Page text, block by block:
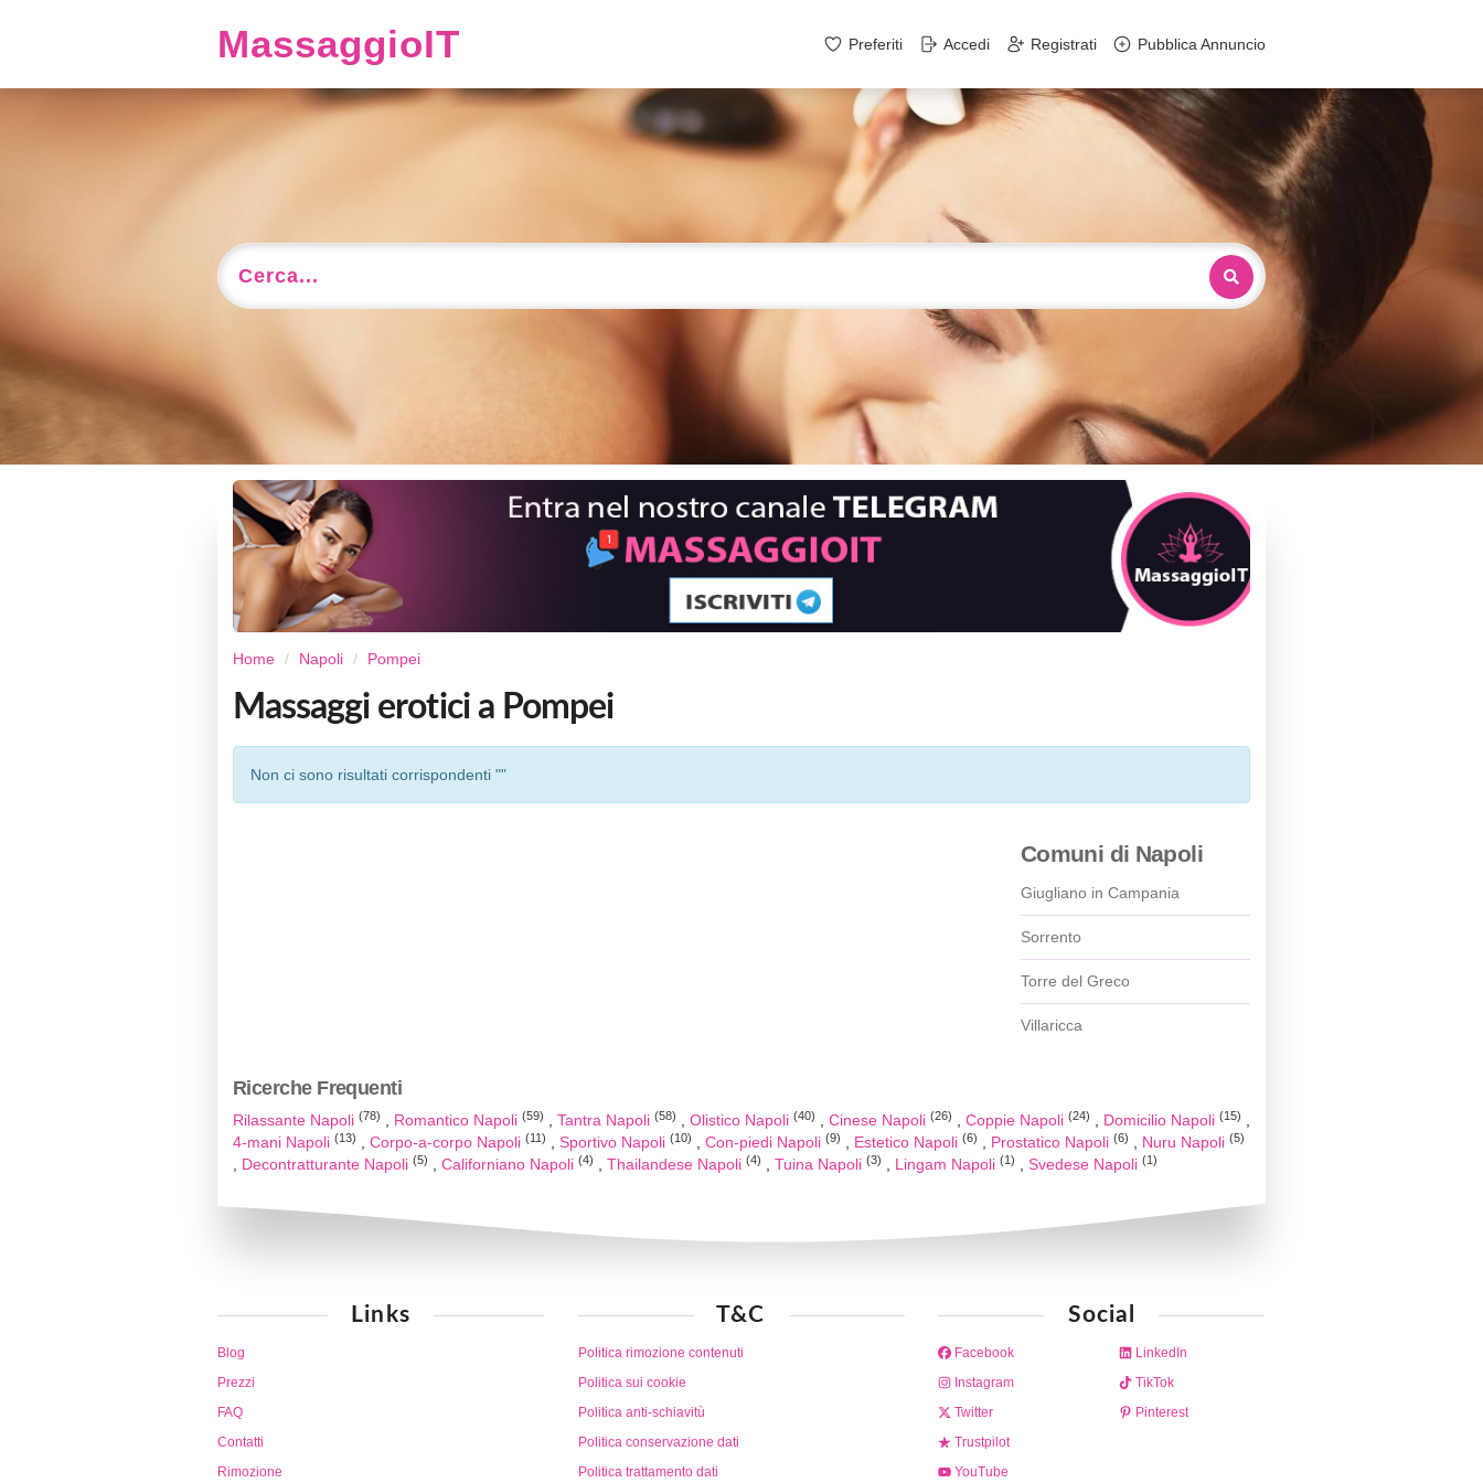
MassaggioIT Preferiti Accedi Registrati Pubblica Annuncio
Cerca...
Home Napoli Pompei
Massaggi erotici a Pompei
Non ci sono risultati corrispondenti ""
Comuni di Napoli
Giugliano in Campania
Sorrento
Torre del Greco
Villaricca
Ricerche Frequenti
Rilassante Napoli (78) Romantico Napoli (59) Tantra Napoli (58) Olistico Napoli (40) Cinese Napoli (26) Coppie Napoli (24) Domicilio Napoli (15)
4-mani Napoli (13) Corpo-a-corpo Napoli (11) Sportivo Napoli (10) Con-piedi Napoli (9) Estetico Napoli (6) Prostatico Napoli (6) Nuru Napoli (5)
Decontratturante Napoli (5) Californiano Napoli (4) Thailandese Napoli (4) Tuina Napoli (3) Lingam Napoli (1) Svedese Napoli (1)
Links
Blog
Prezzi
FAQ
Contatti
Rimozione
T&C
Politica rimozione contenuti
Politica sui cookie
Politica anti-schiavitù
Politica conservazione dati
Politica trattamento dati
Social
Facebook
Instagram
Twitter
Trustpilot
YouTube
LinkedIn
TikTok
Pinterest